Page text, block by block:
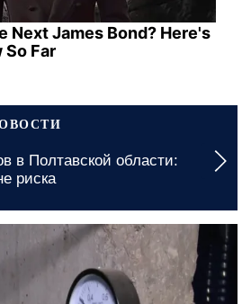
Next James Bond? Here's
So Far
в Полтавской области:
риска